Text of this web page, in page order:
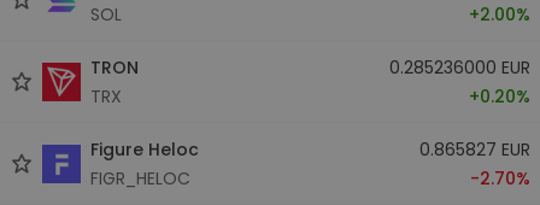
SOL
+2.00%
TRON
TRX
0.285236000 EUR
+0.20%
Figure Heloc
FIGR_HELOC
0.865827 EUR
-2.70%